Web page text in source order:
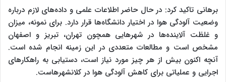
برهانی تاکید کرد: در حال حاضر اطلاعات علمی و داده‌های لازم درباره
وضعیت آلودگی هوا در اختیار دانشگاه‌ها قرار دارد. برای نمونه، میزان
و غلظت آلاینده‌ها در شهرهایی همچون تهران، تبریز و اصفهان
مشخص است و مطالعات متعددی در این زمینه انجام شده است.
آنچه اکنون بیش از هر چیز مورد نیاز است، دستیابی به راهکارهای
اجرایی و عملیاتی برای کاهش آلودگی هوا در کلانشهرهاست.